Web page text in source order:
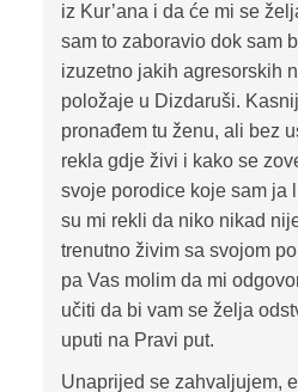
iz Kur’ana i da će mi se
sam to zaboravio dok sam
izuzetno jakih agresorskih
položaje u Dizdaruši.
pronađem tu ženu, ali bez
rekla gdje živi i kako se
svoje porodice koje sam ja
su mi rekli da niko nikad
trenutno živim sa svojom
pa Vas molim da mi
učiti da bi vam se želja
uputi na Pravi put.
Unaprijed se zahvaljujem,